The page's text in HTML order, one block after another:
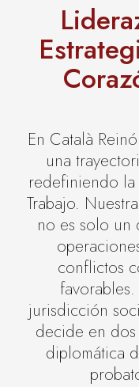
En Català
una
redefiniendo
Trabajo.
no es solo un
conflictos
jurisdicción
decide en
diplomática